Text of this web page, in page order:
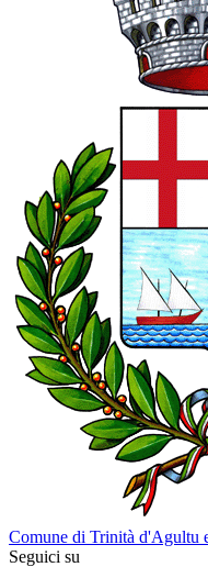
Comune di Trinità d'Agultu
Seguici su